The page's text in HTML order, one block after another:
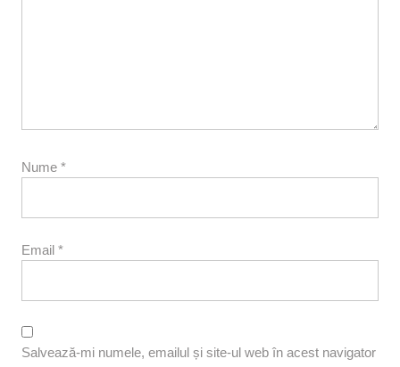
Nume *
Email *
Salvează-mi numele, emailul și site-ul web în acest navigator